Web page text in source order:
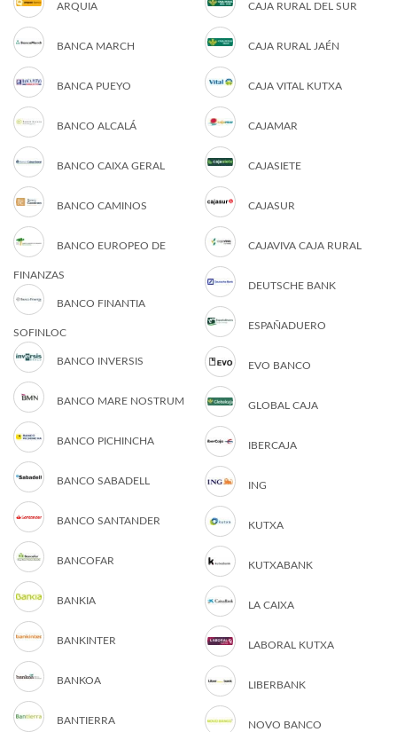
ARQUIA
BANCA MARCH
BANCA PUEYO
BANCO ALCALÁ
BANCO CAIXA GERAL
BANCO CAMINOS
BANCO EUROPEO DE
FINANZAS
BANCO FINANTIA
SOFINLOC
BANCO INVERSIS
BANCO MARE NOSTRUM
BANCO PICHINCHA
BANCO SABADELL
BANCO SANTANDER
BANCOFAR
BANKIA
BANKINTER
BANKOA
BANTIERRA
CAJA RURAL DEL SUR
CAJA RURAL JAÉN
CAJA VITAL KUTXA
CAJAMAR
CAJASIETE
CAJASUR
CAJAVIVA CAJA RURAL
DEUTSCHE BANK
ESPAÑADUERO
EVO BANCO
GLOBAL CAJA
IBERCAJA
ING
KUTXA
KUTXABANK
LA CAIXA
LABORAL KUTXA
LIBERBANK
NOVO BANCO